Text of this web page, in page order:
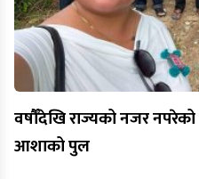
वर्षौँदेखि राज्यको नजर
आशाको पुल